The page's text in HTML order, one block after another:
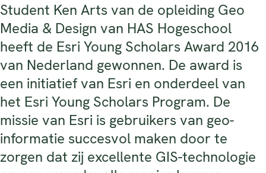
Student Ken Arts van de opleiding Geo
Media & Design van HAS Hogeschool
heeft de Esri Young Scholars Award 2016
van Nederland gewonnen. De award is
een initiatief van Esri en onderdeel van
het Esri Young Scholars Program. De
missie van Esri is gebruikers van geo-
informatie succesvol maken door te
zorgen dat zij excellente GIS-technologie